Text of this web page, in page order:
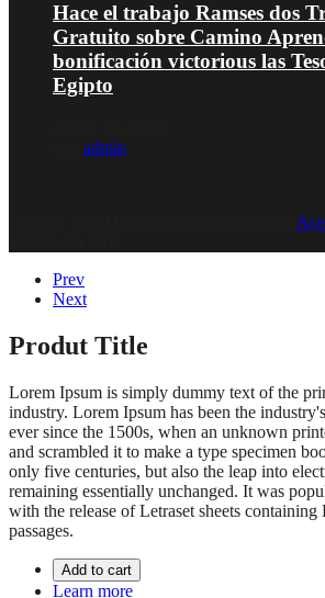
Hace el trabajo Ramses dos
Gratuito sobre Camino
bonificación victorious las
Egipto
admin
Prev
Next
Produt Title
Lorem Ipsum is simply dummy text of the
industry. Lorem Ipsum has been the
ever since the 1500s, when an unknown
and scrambled it to make a type specimen
only five centuries, but also the leap into
remaining essentially unchanged. It was
with the release of Letraset sheets
passages.
Add to cart
Learn more